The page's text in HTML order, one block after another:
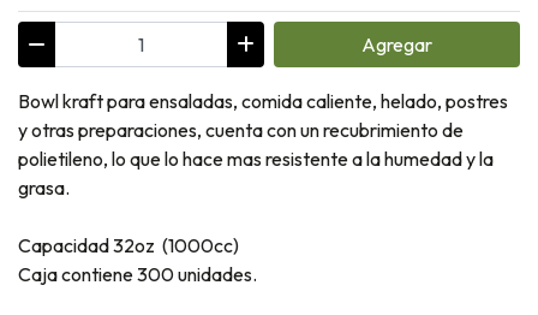
Agregar
Bowl kraft para ensaladas, comida caliente, helado, postres
y otras preparaciones, cuenta con un recubrimiento de
polietileno, lo que lo hace mas resistente a la humedad y la
grasa.
Capacidad 32oz (1000cc)
Caja contiene 300 unidades.